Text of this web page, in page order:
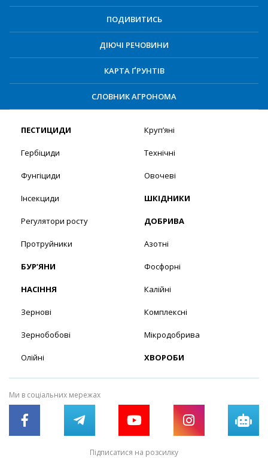
ПОДИВИТИСЬ
ДІЮЧІ РЕЧОВИНИ
КАРТА ҐРУНТІВ
СЛОВНИК АГРОНОМА
ПЕСТИЦИДИ
Гербіциди
Фунгіциди
Інсекциди
Регулятори росту
Протруйники
БУР’ЯНИ
НАСІННЯ
Зернові
Зернобобові
Олійні
Круп’яні
Технічні
Овочеві
ШКІДНИКИ
ДОБРИВА
Азотні
Фосфорні
Калійні
Комплексні
Мікродобрива
ХВОРОБИ
Ми в соціальних мережах
Підписатися на розсилку